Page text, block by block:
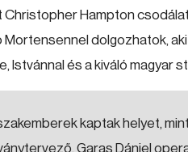
Hampton
Mortensennel dolgozhatok,
Istvánnal és a kiváló magyar
kaptak helyet,
Garas Dániel